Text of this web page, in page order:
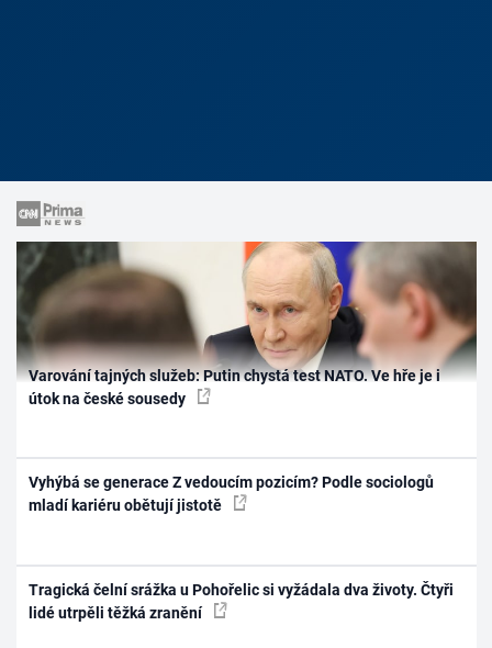
Varování tajných služeb: Putin chystá test NATO. Ve hře je i
útok na české sousedy
Vyhýbá se generace Z vedoucím pozicím? Podle sociologů
mladí kariéru obětují jistotě
Tragická čelní srážka u Pohořelic si vyžádala dva životy. Čtyři
lidé utrpěli těžká zranění